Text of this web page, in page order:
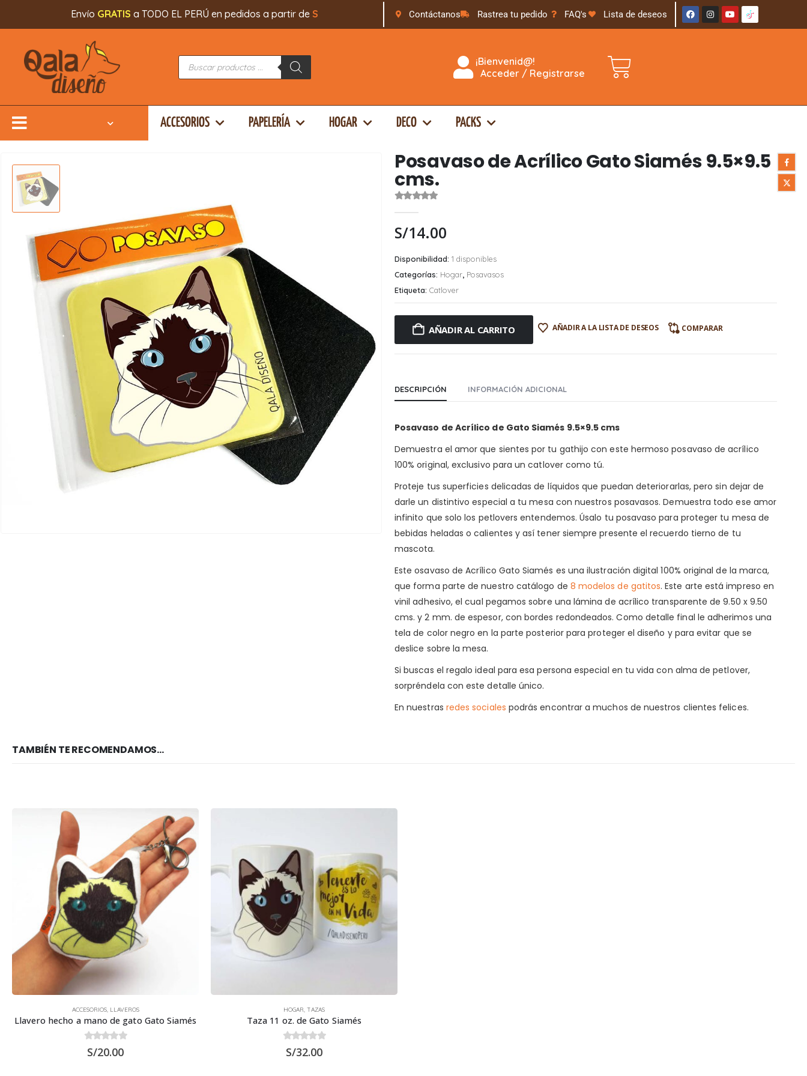
EnvíoGRATISa TODO EL PERÚ en pedidos a partir deS/ 16 Contáctanos Rastrea tu pedido FAQ's Lista de deseos
¡Bienvenid@!
Acceder / Registrarse
ACCESORIOS PAPELERÍA HOGAR DECO PACKS
Posavaso de Acrílico Gato Siamés 9.5×9.5
cms.
S/14.00
Disponibilidad: 1 disponibles
Categorías: Hogar Posavasos
Etiqueta: Catlover
AÑADIR AL CARRITO AÑADIR A LA LISTA DE DESEOS COMPARAR
DESCRIPCIÓN INFORMACIÓN ADICIONAL
Posavaso de Acrílico de Gato Siamés 9.5×9.5 cms
Demuestra el amor que sientes por tu gathijo con este hermoso posavaso de acrílico
100% original, exclusivo para un catlover como tú.
Proteje tus superficies delicadas de líquidos que puedan deteriorarlas, pero sin dejar de
darle un distintivo especial a tu mesa con nuestros posavasos. Demuestra todo ese amor
infinito que solo los petlovers entendemos. Úsalo tu posavaso para proteger tu mesa de
bebidas heladas o calientes y así tener siempre presente el recuerdo tierno de tu
mascota.
Este osavaso de Acrílico Gato Siamés es una ilustración digital 100% original de la marca,
que forma parte de nuestro catálogo de 8 modelos de gatitos. Este arte está impreso en
vinil adhesivo, el cual pegamos sobre una lámina de acrílico transparente de 9.50 x 9.50
cms. y 2 mm. de espesor, con bordes redondeados. Como detalle final le adherimos una
tela de color negro en la parte posterior para proteger el diseño y para evitar que se
deslice sobre la mesa.
Si buscas el regalo ideal para esa persona especial en tu vida con alma de petlover,
sorpréndela con este detalle único.
En nuestras redes sociales podrás encontrar a muchos de nuestros clientes felices.
TAMBIÉN TE RECOMENDAMOS…
ACCESORIOS, LLAVEROS
Llavero hecho a mano de gato Gato Siamés
out of 5
S/20.00
HOGAR, TAZAS
Taza 11 oz. de Gato Siamés
out of 5
S/32.00